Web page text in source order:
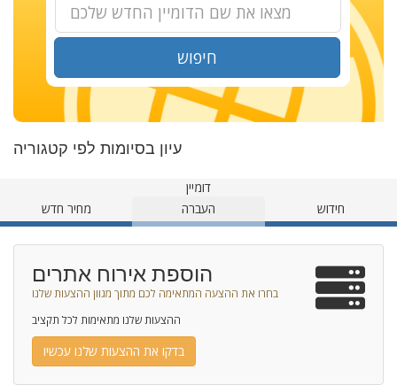
חיפוש
עיון בסיומות לפי קטגוריה
דומיין
מחיר חדש
העברה חידוש
הוספת אירוח אתרים
בחרו את ההצעה המתאימה לכם מתוך מגוון ההצעות שלנו
ההצעות שלנו מתאימות לכל תקציב
בדקו את ההצעות שלנו עכשיו